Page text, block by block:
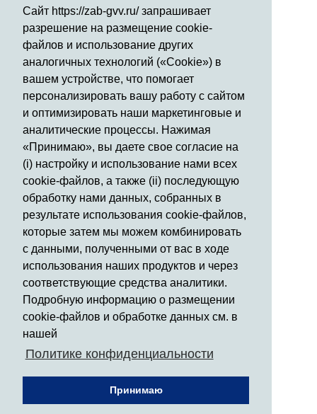
Сайт https://zab-gvv.ru/ запрашивает
разрешение на размещение cookie-
файлов и использование других
аналогичных технологий («Cookie») в
вашем устройстве, что помогает
персонализировать вашу работу с сайтом
и оптимизировать наши маркетинговые и
аналитические процессы. Нажимая
«Принимаю», вы даете свое согласие на
(i) настройку и использование нами всех
cookie-файлов, а также (ii) последующую
обработку нами данных, собранных в
результате использования cookie-файлов,
которые затем мы можем комбинировать
с данными, полученными от вас в ходе
использования наших продуктов и через
соответствующие средства аналитики.
Подробную информацию о размещении
cookie-файлов и обработке данных см. в
нашей
Политике конфиденциальности
Принимаю